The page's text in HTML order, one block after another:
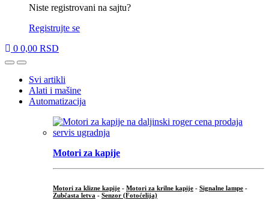
Niste registrovani na sajtu?
Registrujte se
0 0,00 RSD
OpenClose
Svi artikli
Alati i mašine
Automatizacija
Motori za kapije
Motori za klizne kapije - Motori za krilne kapije - Signalne lampe -
Zubčasta letva - Senzor (Fotoćelija)